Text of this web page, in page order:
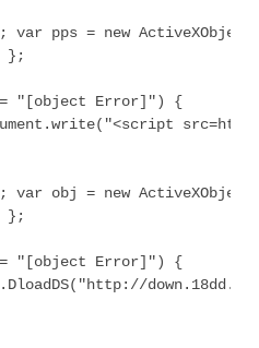
var pps = new
};
"[object Error]") {
var obj = new
};
"[object Error]") {